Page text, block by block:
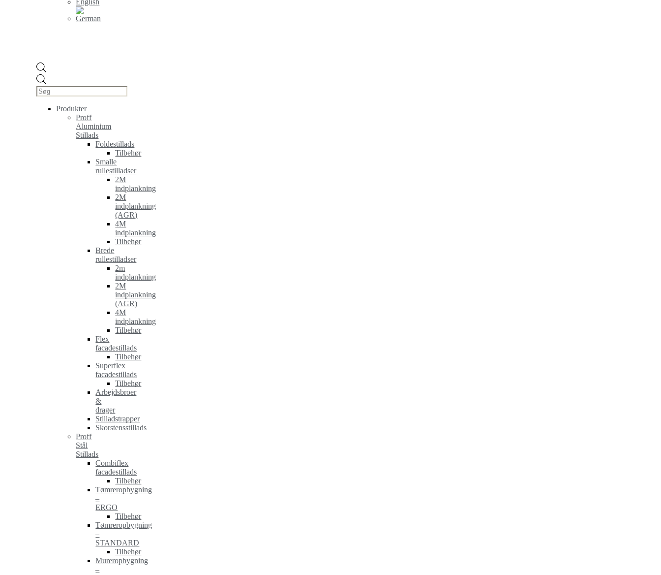
search
Produkter
Proff
Aluminium
Stillads
Foldestillads
Tilbehør
Smalle
rullestilladser
2M
indplankning
2M
indplankning
(AGR)
4M
indplankning
Tilbehør
Brede
rullestilladser
2m
indplankning
2M
indplankning
(AGR)
4M
indplankning
Tilbehør
Flex
facadestillads
Tilbehør
Superflex
facadestillads
Tilbehør
Arbejdsbroer
&
drager
Stilladstrapper
Skorstensstillads
Proff
Stål
Stillads
Combiflex
facadestillads
Tilbehør
Tømreropbygning
–
ERGO
Tilbehør
Tømreropbygning
–
STANDARD
Tilbehør
Mureropbygning
–